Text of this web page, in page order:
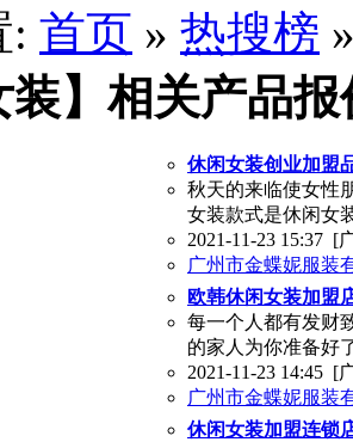
: 首页 » 热搜榜
装】相关产品报
休闲女装创业加盟
秋天的来临使女性
女装款式是休闲女
2021-11-23 15:37 [
广州市金蝶妮服装
欧韩休闲女装加盟
每一个人都有发财
的家人为你准备好
2021-11-23 14:45 [
广州市金蝶妮服装
休闲女装加盟连锁